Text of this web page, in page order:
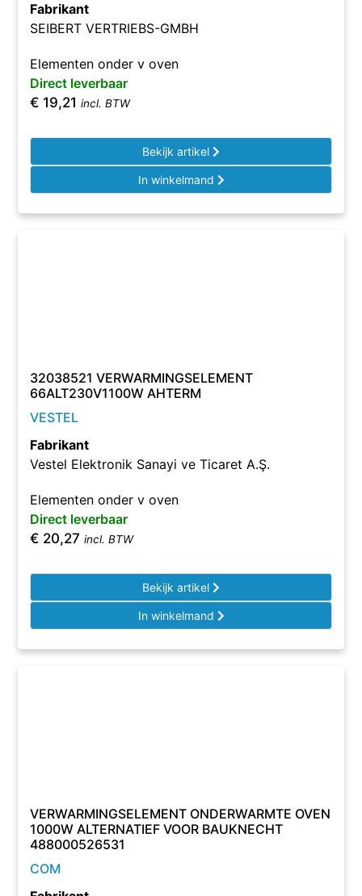
Fabrikant
SEIBERT VERTRIEBS-GMBH
Elementen onder v oven
Direct leverbaar
€ 19,21 incl. BTW
Bekijk artikel
In winkelmand
32038521 VERWARMINGSELEMENT
66ALT230V1100W AHTERM
VESTEL
Fabrikant
Vestel Elektronik Sanayi ve Ticaret A.Ş.
Elementen onder v oven
Direct leverbaar
€ 20,27 incl. BTW
Bekijk artikel
In winkelmand
VERWARMINGSELEMENT ONDERWARMTE OVEN
1000W ALTERNATIEF VOOR BAUKNECHT
488000526531
COM